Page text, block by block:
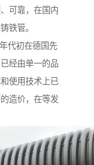
可靠，在国内
铁管。
代初在德国先
经由单一的品
使用技术上已
造价，在等发